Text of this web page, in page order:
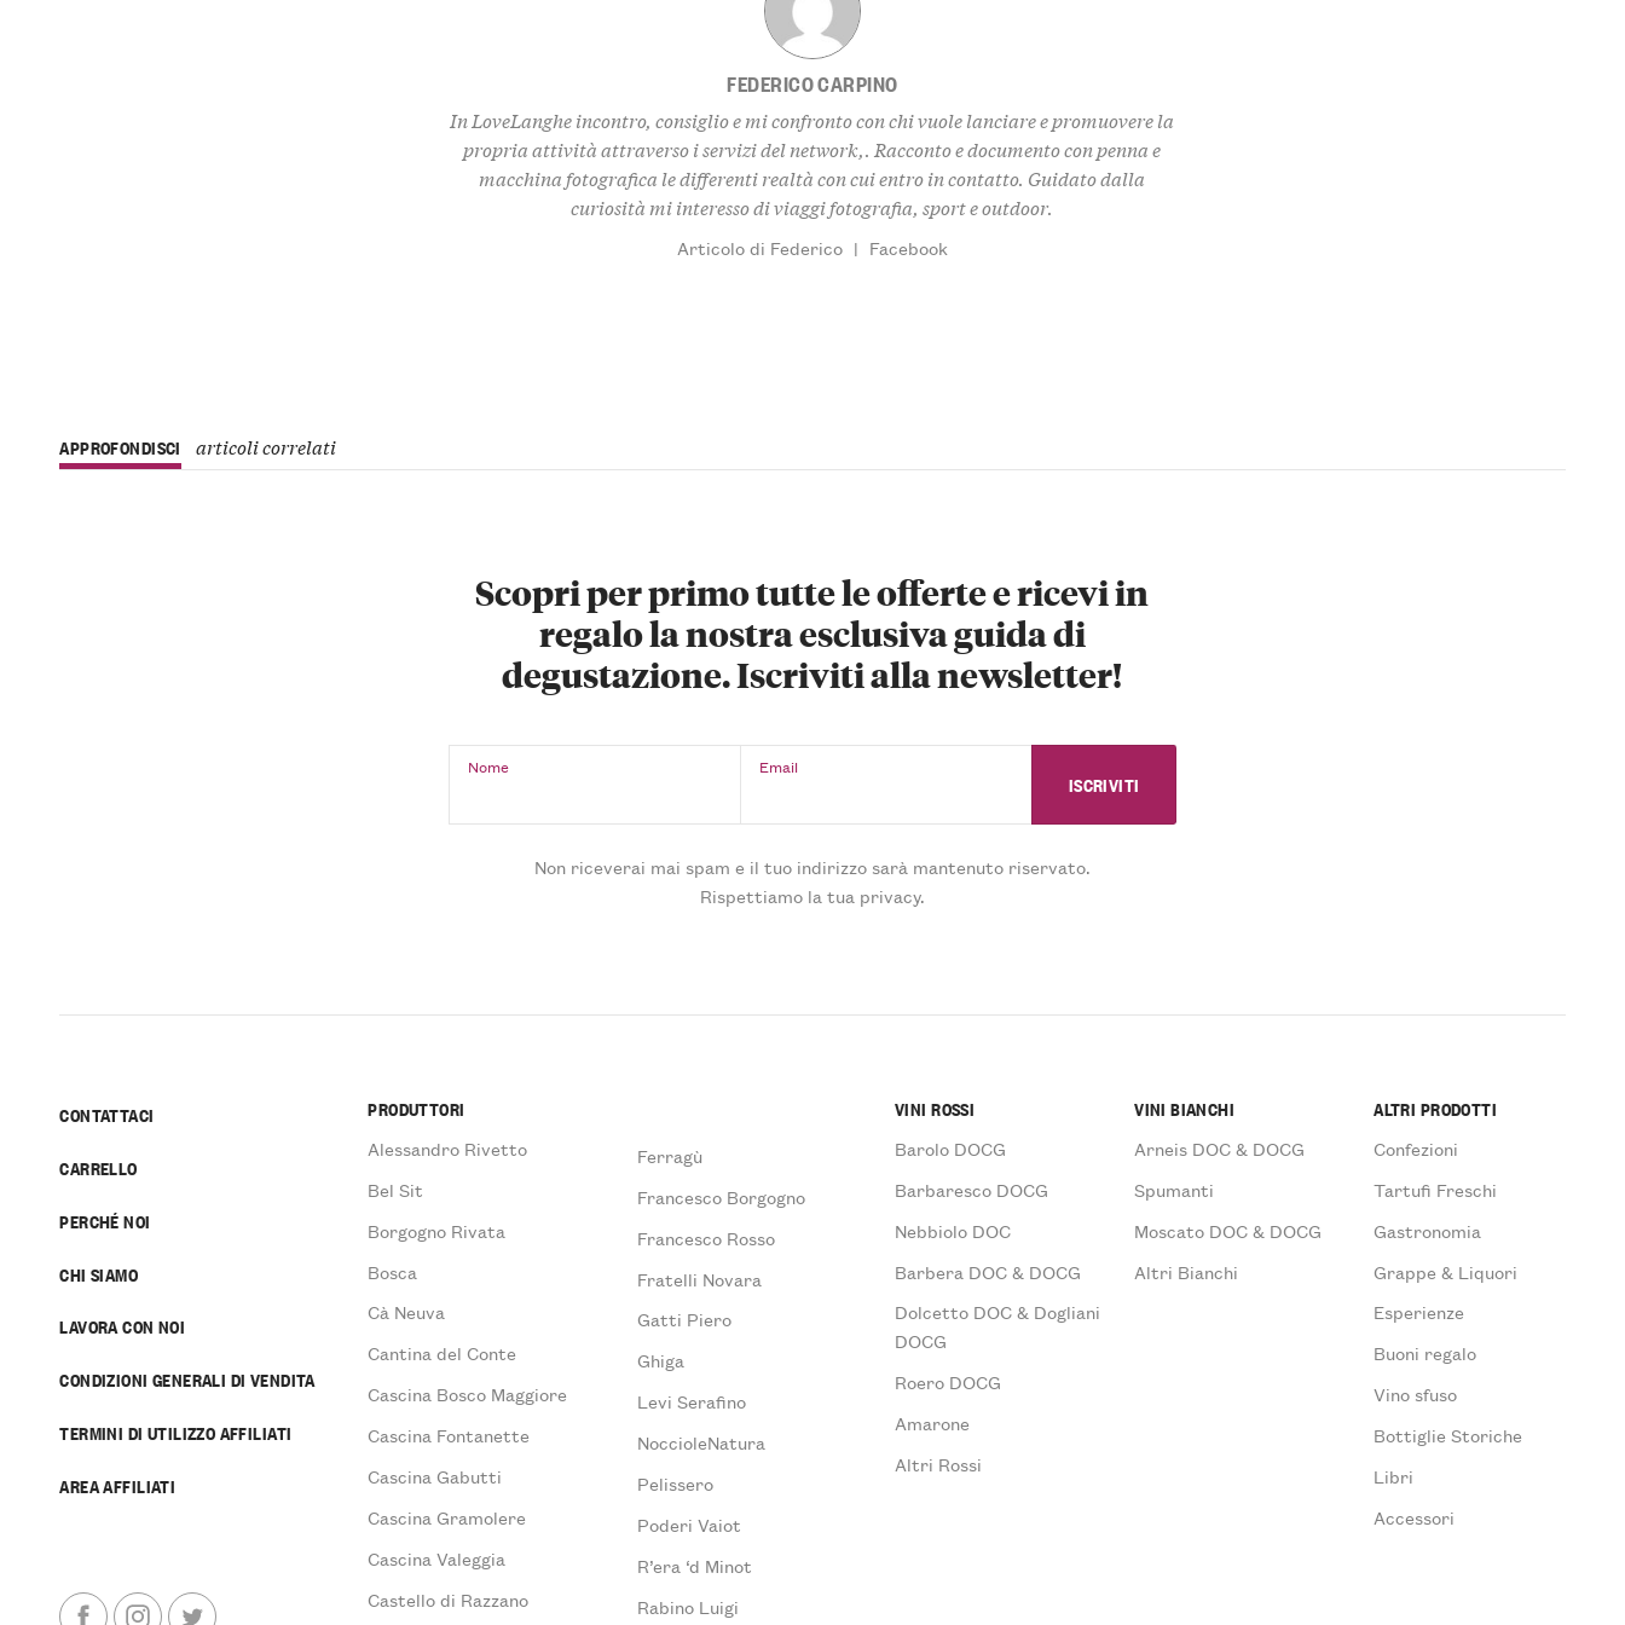
FEDERICO CARPINO
In LoveLanghe incontro, consiglio e mi confronto con chi vuole lanciare e promuovere la
propria attività attraverso i servizi del network,. Racconto e documento con penna e
macchina fotografica le differenti realtà con cui entro in contatto. Guidato dalla
curiosità mi interesso di viaggi fotografia, sport e outdoor.
Articolo di Federico | Facebook
APPROFONDISCI articoli correlati
Scopri per primo tutte le offerte e ricevi in
regalo la nostra esclusiva guida di
degustazione. Iscriviti alla newsletter!
Nome Email
Non riceverai mai spam e il tuo indirizzo sarà mantenuto riservato.
Rispettiamo la tua privacy.
CONTATTACI
CARRELLO
PERCHÉ NOI
CHI SIAMO
LAVORA CON NOI
CONDIZIONI GENERALI DI VENDITA
TERMINI DI UTILIZZO AFFILIATI
AREA AFFILIATI
PRODUTTORI
Alessandro Rivetto
Bel Sit
Borgogno Rivata
Bosca
Cà Neuva
Cantina del Conte
Cascina Bosco Maggiore
Cascina Fontanette
Cascina Gabutti
Cascina Gramolere
Cascina Valeggia
Castello di Razzano
Ferragù
Francesco Borgogno
Francesco Rosso
Fratelli Novara
Gatti Piero
Ghiga
Levi Serafino
NoccioleNatura
Pelissero
Poderi Vaiot
R’era ‘d Minot
Rabino Luigi
VINI ROSSI
Barolo DOCG
Barbaresco DOCG
Nebbiolo DOC
Barbera DOC & DOCG
Dolcetto DOC & Dogliani
DOCG
Roero DOCG
Amarone
Altri Rossi
VINI BIANCHI
Arneis DOC & DOCG
Spumanti
Moscato DOC & DOCG
Altri Bianchi
ALTRI PRODOTTI
Confezioni
Tartufi Freschi
Gastronomia
Grappe & Liquori
Esperienze
Buoni regalo
Vino sfuso
Bottiglie Storiche
Libri
Accessori